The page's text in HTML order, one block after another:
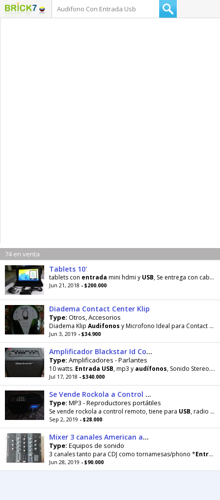
74 en venta
Tablets 10'
tablets con entrada mini hdmi y USB, Se entrega con cable OTG,
Jun 21, 2018 - $200.000
Diadema Contact Center Klip
Type: Otros, Accesorios
Diadema Klip Audifonos y Microfono Ideal para Contact Center
Jun 3, 2019 - $34.900
Amplificador Blackstar Id Core 10
Type: Amplificadores - Parlantes
10 watts. Entrada USB, mp3 y audífonos, Sonido Stereo. Envío pago por el comprador
Jul 17, 2018 - $340.000
Se Vende Rockola a Control Remoto
Type: MP3 - Reproductores portátiles
Se vende rockola a control remoto, tiene para USB, radio AM, FM, micrófono,
Sep 2, 2019 - $28.000
Mixer 3 canales American audio Q-D6 y Tarjeta de sonido usb
Type: Equipos de sonido
3 canales tanto para CDJ como tornamesas/phono *Entrada
Jun 28, 2019 - $90.000